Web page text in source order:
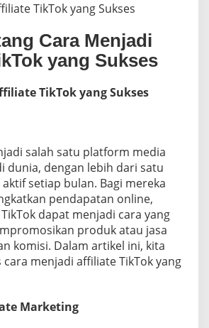
TikTok yang Sukses
Cara Menjadi
yang Sukses
TikTok yang Sukses
salah satu platform media
dunia, dengan lebih dari satu
setiap bulan. Bagi mereka
pendapatan online,
dapat menjadi cara yang
produk atau jasa
komisi. Dalam artikel ini, kita
menjadi affiliate TikTok yang
Marketing